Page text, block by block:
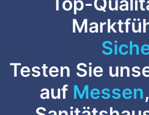
Testen Sie
auf Messen